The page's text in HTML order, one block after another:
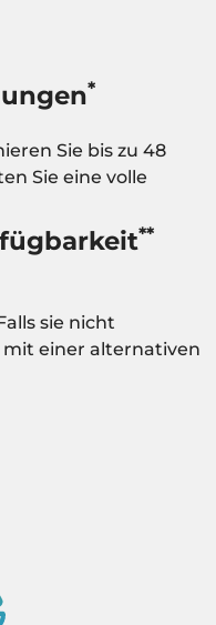
*
Sie bis zu 48
Sie eine volle
**
sie nicht
einer alternativen